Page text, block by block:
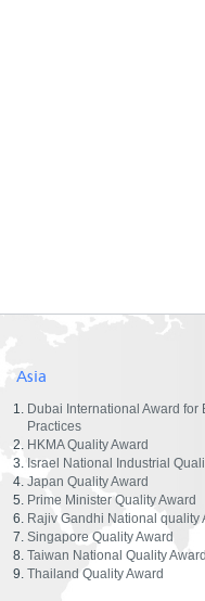
Asia
Dubai International Award for
Practices
HKMA Quality Award
Israel National Industrial
Japan Quality Award
Prime Minister Quality Award
Rajiv Gandhi National quality
Singapore Quality Award
Taiwan National Quality Award
Thailand Quality Award